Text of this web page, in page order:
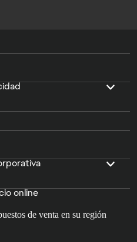
online
de venta en su región